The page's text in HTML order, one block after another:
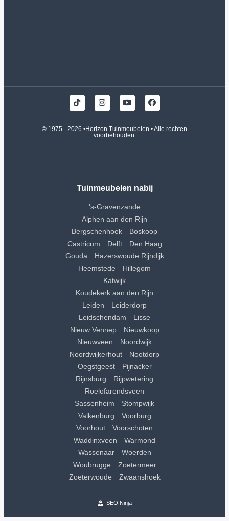
© 1975 - 2026 •Horizon Tuinmeubelen • Alle rechten
voorbehouden.
Tuinmeubelen nabij
's-Gravenzande
Alphen aan den Rijn
Bergschenhoek
Boskoop
Castricum
Delft
Den Haag
Gouda
Hazerswoude Rijndijk
Heemstede
Hillegom
Katwijk
Koudekerk aan den Rijn
Leiden
Leiderdorp
Leidschendam
Lisse
Nieuw Vennep
Nieuwkoop
Nieuwveen
Noordwijk
Noordwijkerhout
Nootdorp
Oegstgeest
Pijnacker
Rijnsburg
Rijpwetering
Roelofarendsveen
Sassenheim
Stompwijk
Valkenburg
Voorburg
Voorhout
Voorschoten
Waddinxveen
Warmond
Wassenaar
Woerden
Woubrugge
Zoetermeer
Zoeterwoude
Zwaanshoek
SEO Ninja